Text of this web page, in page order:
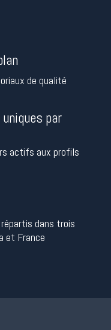
de qualité
par
actifs aux profils
dans trois
et France